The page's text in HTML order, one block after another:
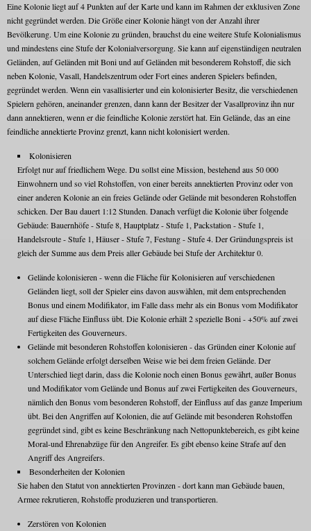
Eine Kolonie liegt auf 4 Punkten auf der Karte und kann im Rahmen der exklusiven Zone
nicht gegründet werden. Die Größe einer Kolonie hängt von der Anzahl ihrer
Bevölkerung. Um eine Kolonie zu gründen, brauchst du eine weitere Stufe Koloniаlismus
und mindestens eine Stufe der Kolonialversorgung. Sie kann auf eigenständigen neutralen
Geländen, auf Geländen mit Boni und auf Geländen mit besonderem Rohstoff, die sich
neben Kolonie, Vasall, Handelszentrum oder Fort eines anderen Spielers befinden,
gegründet werden. Wenn ein vasallisierter und ein kolonisierter Besitz, die verschiedenen
Spielern gehören, aneinander grenzen, dann kann der Besitzer der Vasallprovinz ihn nur
dann annektieren, wenn er die feindliche Kolonie zerstört hat. Ein Gelände, das an eine
feindliche annektierte Provinz grenzt, kann nicht kolonisiert werden.
Kolonisieren
Erfolgt nur auf friedlichem Wege. Du sollst eine Mission, bestehend aus 50 000
Einwohnern und so viel Rohstoffen, von einer bereits annektierten Provinz oder von
einer anderen Kolonie an ein freies Gelände oder Gelände mit besonderen Rohstoffen
schicken. Der Bau dauert 1:12 Stunden. Danach verfügt die Kolonie über folgende
Gebäude: Bauernhöfe - Stufe 8, Hauptplatz - Stufe 1, Packstation - Stufe 1,
Handelsroute - Stufe 1, Häuser - Stufe 7, Festung - Stufe 4. Der Gründungspreis ist
gleich der Summe aus dem Preis aller Gebäude bei Stufe der Architektur 0.
Gelände kolonisieren - wenn die Fläche für Kolonisieren auf verschiedenen
Geländen liegt, soll der Spieler eins davon auswählen, mit dem entsprechenden
Bonus und einem Modifikator, im Falle dass mehr als ein Bonus vom Modifikator
auf diese Fläche Einfluss übt. Die Kolonie erhält 2 spezielle Boni - +50% auf zwei
Fertigkeiten des Gouverneurs.
Gelände mit besonderen Rohstoffen kolonisieren - das Gründen einer Kolonie auf
solchem Gelände erfolgt derselben Weise wie bei dem freien Gelände. Der
Unterschied liegt darin, dass die Kolonie noch einen Bonus gewährt, außer Bonus
und Modifikator vom Gelände und Bonus auf zwei Fertigkeiten des Gouverneurs,
nämlich den Bonus vom besonderen Rohstoff, der Einfluss auf das ganze Imperium
übt. Bei den Angriffen auf Kolonien, die auf Gelände mit besonderen Rohstoffen
gegründet sind, gibt es keine Beschränkung nach Nettopunktebereich, es gibt keine
Moral-und Ehrenabzüge für den Angreifer. Es gibt ebenso keine Strafe auf den
Angriff des Angreifers.
Besonderheiten der Kolonien
Sie haben den Statut von annektierten Provinzen - dort kann man Gebäude bauen,
Armee rekrutieren, Rohstoffe produzieren und transportieren.
Zerstören von Kolonien